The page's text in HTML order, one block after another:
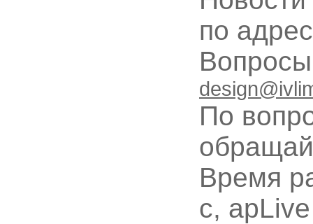
по
По
Время
с,